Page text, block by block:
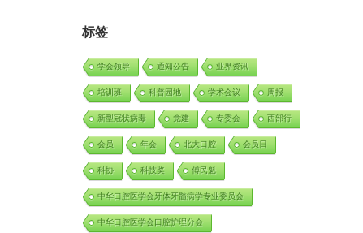
标签
学会领导 通知公告 业界资讯
培训班 科普园地 学术会议 周报
新型冠状病毒 党建 专委会 西部行
会员 年会 北大口腔 会员日
科协 科技奖 傅民魁
中华口腔医学会牙体牙髓病学专业委员会
中华口腔医学会口腔护理分会